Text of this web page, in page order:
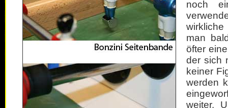
noch
man
öfter
der sich
keiner
werden
weiter.